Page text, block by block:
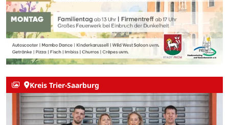
Kreis Trier-Saarburg